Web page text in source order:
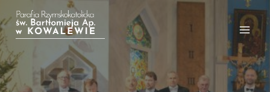
Przejdź
do
treści